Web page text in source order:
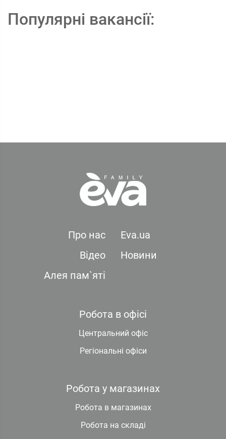
Популярні вакансії:
Про нас
Eva.ua
Відео
Новини
Алея пам`яті
Робота в офісі
Центральний офіс
Регіональні офіси
Робота у магазинах
Робота в магазинах
Робота на складі